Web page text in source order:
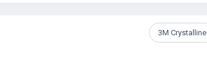
3M Crystalline